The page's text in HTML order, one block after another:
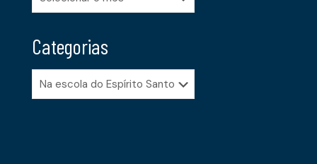
Categorias
Categorias